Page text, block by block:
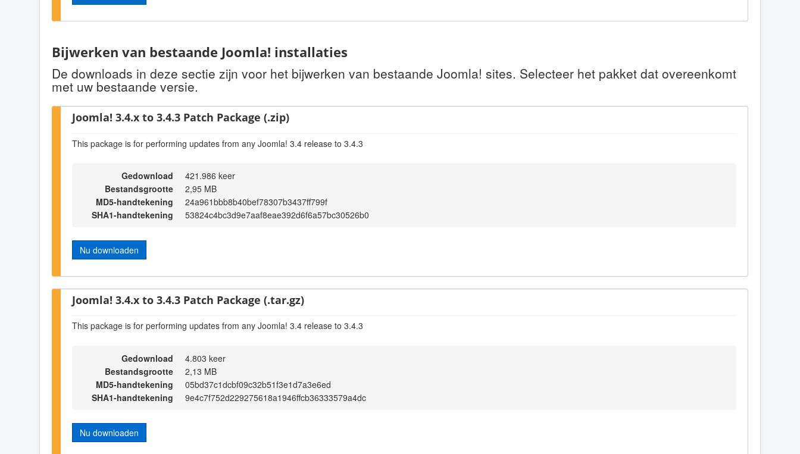
Bijwerken van bestaande Joomla! installaties
De downloads in deze sectie zijn voor het bijwerken van bestaande Joomla! sites. Selecteer het pakket dat overeenkomt
met uw bestaande versie.
Joomla! 3.4.x to 3.4.3 Patch Package (.zip)
This package is for performing updates from any Joomla! 3.4 release to 3.4.3
Gedownload
421.986 keer
Bestandsgrootte
2,95 MB
MD5-handtekening
24a961bbb8b40bef78307b3437ff799f
SHA1-handtekening
53824c4bc3d9e7aaf8eae392d6f6a57bc30526b0
Nu downloaden
Joomla! 3.4.x to 3.4.3 Patch Package (.tar.gz)
This package is for performing updates from any Joomla! 3.4 release to 3.4.3
Gedownload
4.803 keer
Bestandsgrootte
2,13 MB
MD5-handtekening
05bd37c1dcbf09c32b51f3e1d7a3e6ed
SHA1-handtekening
9e4c7f752d229275618a1946ffcb36333579a4dc
Nu downloaden